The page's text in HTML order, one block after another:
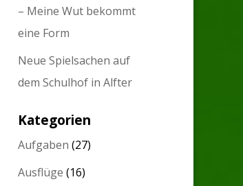
– Meine Wut bekommt
eine Form
Neue Spielsachen auf
dem Schulhof in Alfter
Kategorien
Aufgaben (27)
Ausflüge (16)